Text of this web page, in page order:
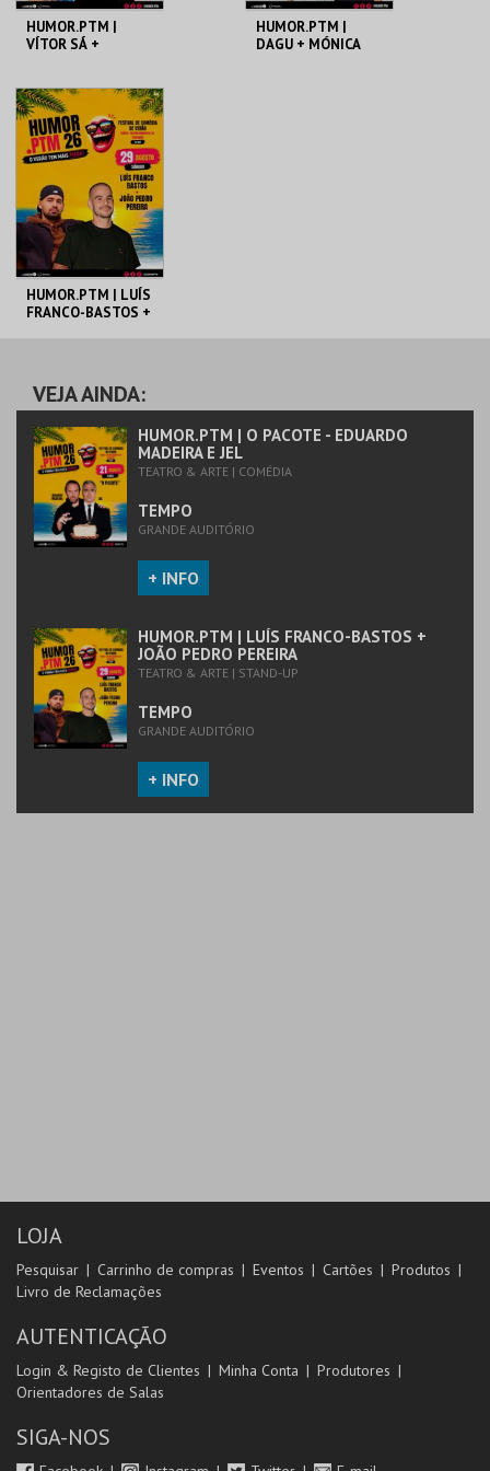
HUMOR.PTM |
VÍTOR SÁ +
TEMPO
MAIS INFO
COMPRAR
HUMOR.PTM |
DAGU + MÓNICA
HUMOR.PTM | LUÍS
FRANCO-BASTOS +
MAIS INFO
COMPRAR
VEJA AINDA:
HUMOR.PTM | O PACOTE - EDUARDO
MADEIRA E JEL
TEATRO & ARTE | COMÉDIA
TEMPO
GRANDE AUDITÓRIO
+ INFO
HUMOR.PTM | LUÍS FRANCO-BASTOS +
JOÃO PEDRO PEREIRA
TEATRO & ARTE | STAND-UP
TEMPO
GRANDE AUDITÓRIO
+ INFO
LOJA
Pesquisar Carrinho de compras Eventos Cartões
Produtos
Livro de Reclamações
AUTENTICAÇÃO
Login & Registo de Clientes Minha Conta
Produtores
Orientadores de Salas
SIGA-NOS